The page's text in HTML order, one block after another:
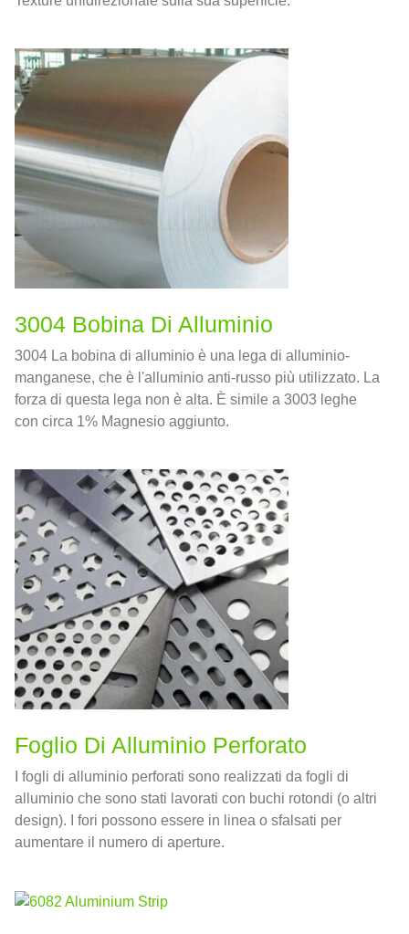
3004 Bobina Di Alluminio
3004 La bobina di alluminio è una lega di alluminio-
manganese, che è l'alluminio anti-russo più utilizzato. La
forza di questa lega non è alta. È simile a 3003 leghe
con circa 1% Magnesio aggiunto.
Foglio Di Alluminio Perforato
I fogli di alluminio perforati sono realizzati da fogli di
alluminio che sono stati lavorati con buchi rotondi (o altri
design). I fori possono essere in linea o sfalsati per
aumentare il numero di aperture.